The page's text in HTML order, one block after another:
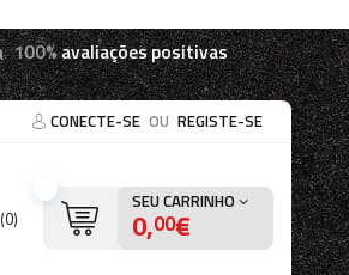
100%avaliações positivas
CONECTE-SE OU REGISTE-SE
(0)
SEU CARRINHO
0,00€